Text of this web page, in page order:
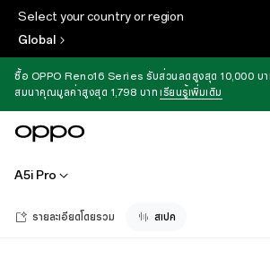
Select your country or region
Global
ซื้อ OPPO Reno16 Series รับส่วนลดสูงสุด 10,000 บ
สมนาคุณมูลค่าสูงสุด 1,798 บาท เรียนรู้เพิ่มเติม
A5i Pro
รายละเอียดโดยรวม สเปค